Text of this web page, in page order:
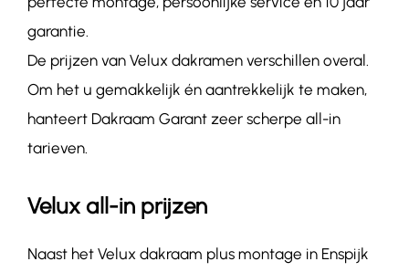
garantie.
De prijzen van Velux dakramen verschillen overal.
Om het u gemakkelijk én aantrekkelijk te maken,
hanteert Dakraam Garant zeer scherpe all-in
tarieven.
Velux all-in prijzen
Naast het Velux dakraam plus montage in Enspijk